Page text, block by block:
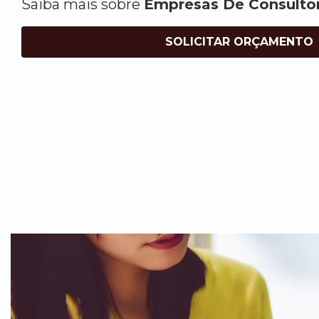
Saiba mais sobre Empresas De
SOLICITAR ORÇAMENTO